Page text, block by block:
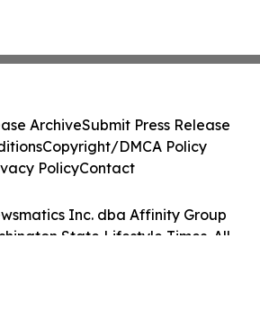
Inc. dba Affinity Group
State Lifestyle Times. All
ArchiveSubmit Press Release
Copyright/DMCA Policy
PolicyContact